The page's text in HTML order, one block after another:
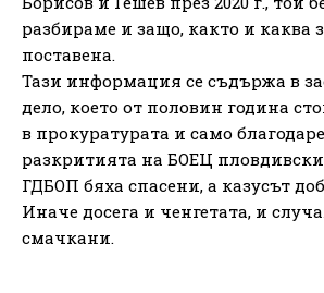
разбираме и защо, както и каква
поставена.
Тази информация се съдържа в
дело, което от половин година
в прокуратурата и само
разкритията на БОЕЦ
ГДБОП бяха спасени, а казусът
Иначе досега и ченгетата, и
смачкани.